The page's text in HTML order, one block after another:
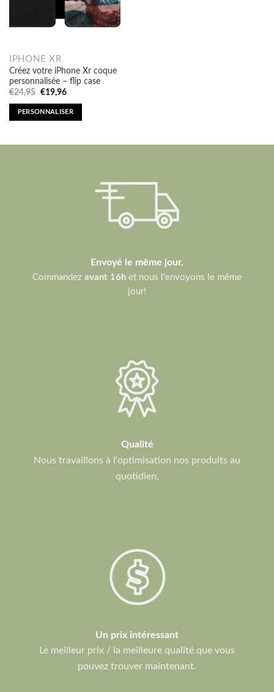
IPHONE XR
Créez votre iPhone Xr coque
personnalisée – flip case
€24,95 Original
was:
€24,95.
€19,96Current
is:
€19,96.
PERSONNALISER
Envoyé le même jour.
Commandez avant 16h et nous l'envoyons le même
jour!
Qualité
Nous travaillons à l'optimisation nos produits au
quotidien.
Un prix intéressant
Le meilleur prix / la meilleure qualité que vous
pouvez trouver maintenant.